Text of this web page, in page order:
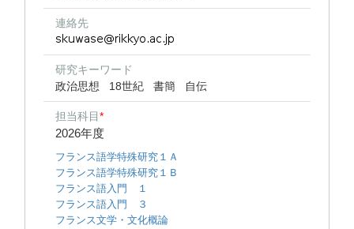
連絡先
研究キーワード
政治思想
18世紀 書簡 自伝
担当科目*
2026年度
フランス語学特殊研究１Ａ
フランス語学特殊研究１Ｂ
フランス語入門 １
フランス語入門 ３
フランス文学・文化概論